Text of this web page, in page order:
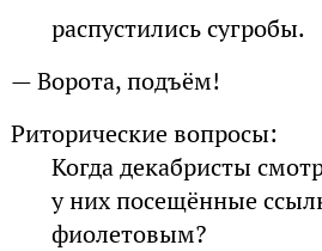
распустились сугробы.
— Ворота, подъём!
Риторические вопросы:
Когда декабристы
у них посещённые
фиолетовым?